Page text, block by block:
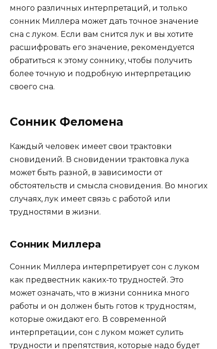
много различных интерпретаций, и только
сонник Миллера может дать точное значение
сна с луком. Если вам снится лук и вы хотите
расшифровать его значение, рекомендуется
обратиться к этому соннику, чтобы получить
более точную и подробную интерпретацию
своего сна.
Сонник Феломена
Каждый человек имеет свои трактовки
сновидений. В сновидении трактовка лука
может быть разной, в зависимости от
обстоятельств и смысла сновидения. Во многих
случаях, лук имеет связь с работой или
трудностями в жизни.
Сонник Миллера
Сонник Миллера интерпретирует сон с луком
как предвестник каких-то трудностей. Это
может означать, что в жизни сонника много
работы и он должен быть готов к трудностям,
которые ожидают его. В современной
интерпретации, сон с луком может сулить
трудности и препятствия, которые надо будет